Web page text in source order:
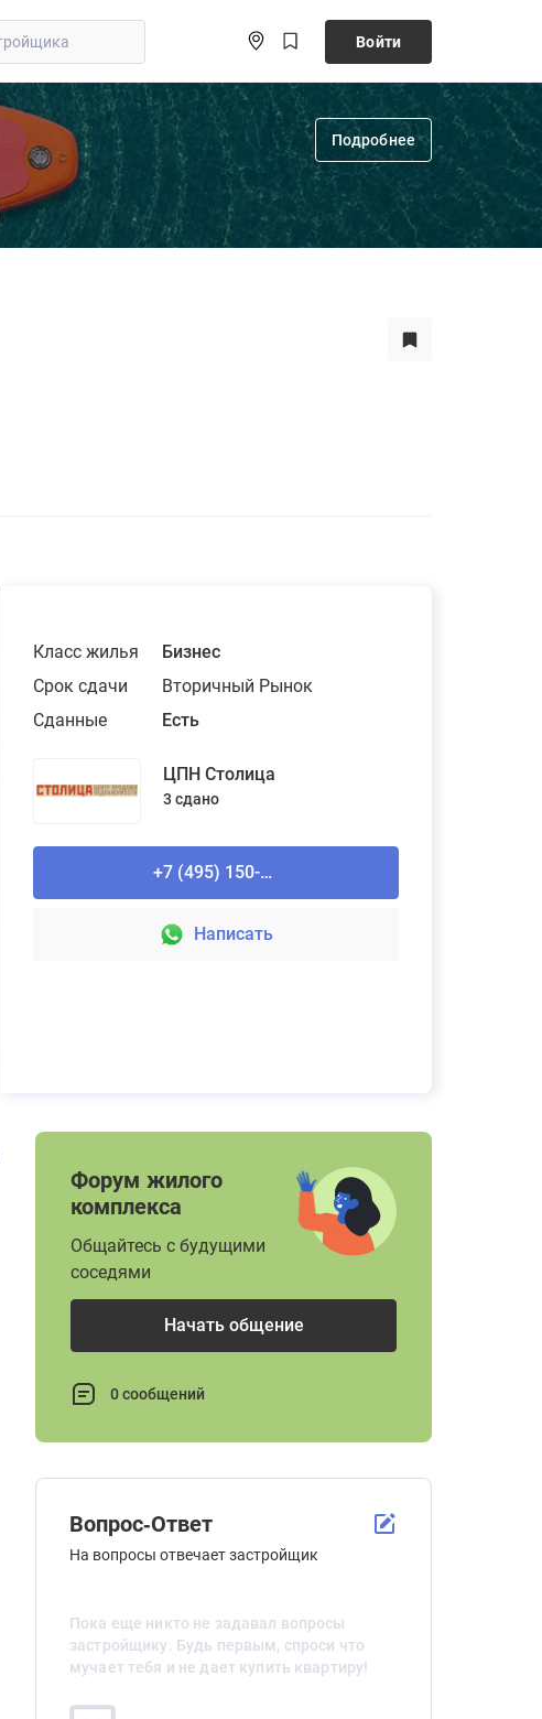
Войти
Подробнее
Класс жилья
Бизнес
Срок сдачи
Вторичный Рынок
Сданные
Есть
ЦПН Столица
3 сдано
+7 (495) 150-90-61
Написать
Форум жилого
комплекса
Общайтесь с будущими
соседями
Начать общение
0 сообщений
Вопрос-Ответ
На вопросы отвечает застройщик
Пока еще никто не задавал вопросы
застройщику. Будь первым, спроси что
мучает тебя и не дает купить квартиру!